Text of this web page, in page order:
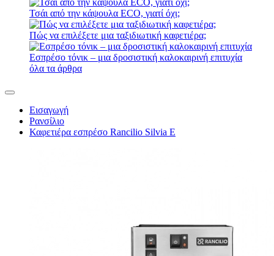
Τσάι από την κάψουλα ECO, γιατί όχι;
Πώς να επιλέξετε μια ταξιδιωτική καφετιέρα;
Εσπρέσο τόνικ – μια δροσιστική καλοκαιρινή επιτυχία
όλα τα άρθρα
Εισαγωγή
Ρανσίλιο
Καφετιέρα εσπρέσο Rancilio Silvia E